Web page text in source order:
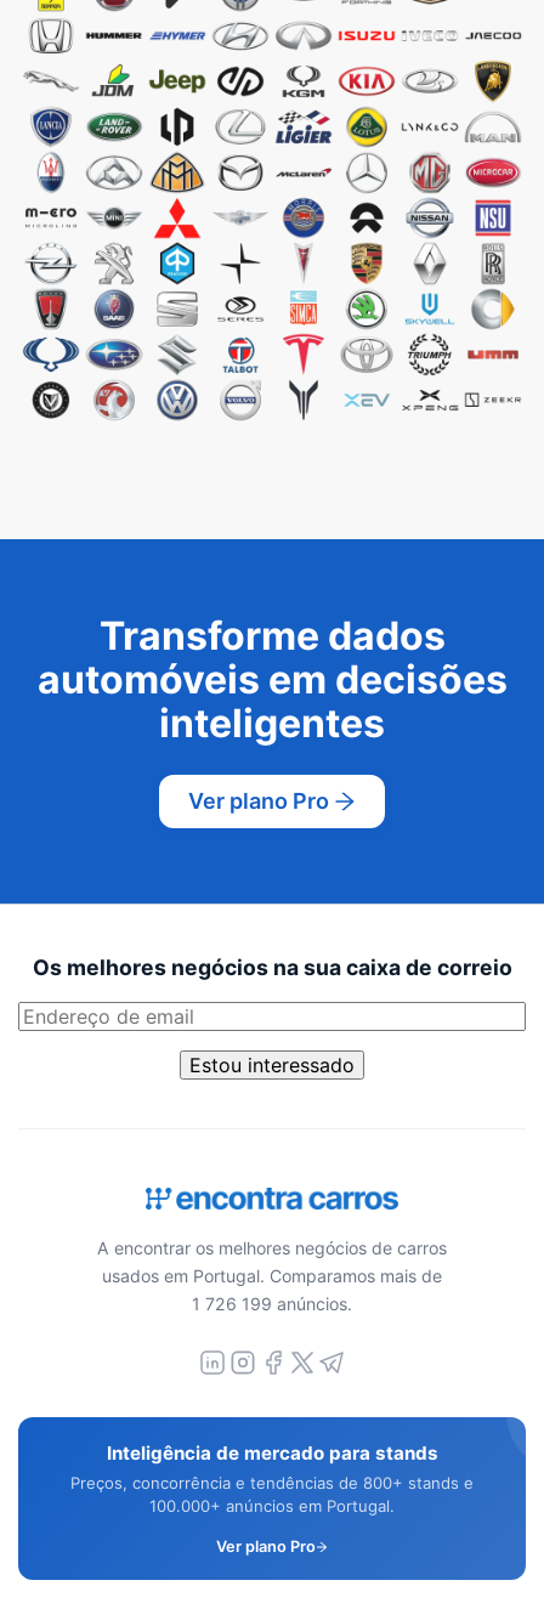
Transforme dados
automóveis em decisões
inteligentes
Ver plano Pro
Os melhores negócios na sua caixa de correio
Estou interessado
A encontrar os melhores negócios de carros
usados em Portugal. Comparamos mais de
1 726 199 anúncios.
Inteligência de mercado para stands
Preços, concorrência e tendências de 800+ stands e
100.000+ anúncios em Portugal.
Ver plano Pro